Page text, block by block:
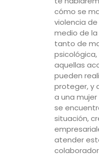
cómo se
violencia
medio de la
tanto de
psicológica,
aquellas
pueden
proteger, y
a una
se
situación,
atender